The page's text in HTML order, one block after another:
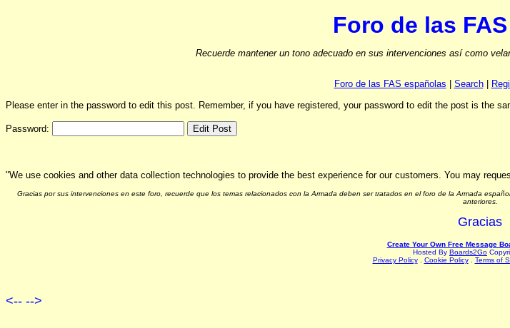
Foro de las
Recuerde mantener un tono adecuado en sus intervenciones así como
Foro de las FAS españolas Search|
Please enter in the password to edit this post. Remember, if you have registered, your password to edit the post is the
Password:
"We use cookies and other data collection technologies to provide the best experience for our customers. You may
Gracias por sus intervenciones en este foro, recuerde que los temas relacionados con la Armada deben ser tratados en el foro de la Armada
anteriores.
Gracias
Create Your Own Free Message
Hosted By Boards2Go
Privacy Policy. Cookie Policy. Terms of
<-- -->